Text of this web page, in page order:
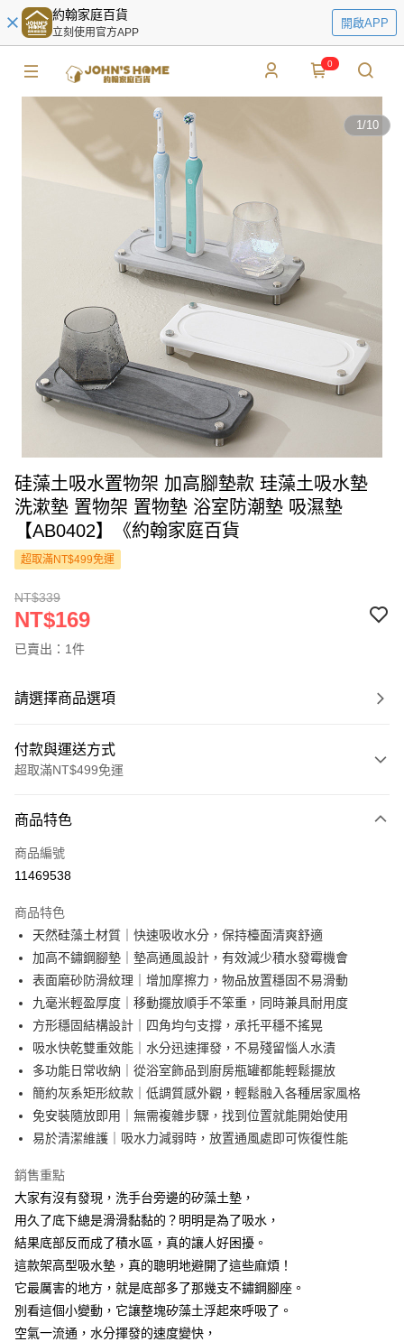
約翰家庭百貨
立刻使用官方APP
開啟APP
0
1/10
硅藻土吸水置物架 加高腳墊款 珪藻土吸水墊
洗漱墊 置物架 置物墊 浴室防潮墊 吸濕墊
【AB0402】《約翰家庭百貨
超取滿NT$499免運
NT$339
NT$169
已賣出：1件
請選擇商品選項
付款與運送方式
超取滿NT$499免運
信用卡一次付款
超商取貨付款
Apple Pay
街口支付
悠遊付
AFTEE先享後付
相關說明
【關於「AFTEE先享後付」】
AFTEE先享後付是「在收到商品之後才付款」的支付方式。 讓您購物簡單
１．簡單：不需註冊會員、不需綁卡、不需儲值。
２．便利：只要手機號碼，簡訊認證，即可結帳。
１．於結帳方式選擇「AFTEE先享後付」後，將跳轉至「AFTEE先享後付」
結帳頁面，進行簡訊認證並確認金額後，即可完成結帳。
２．訂單成立數日內，您將收到繳費通知簡訊。
３．收到繳費通知簡訊後14天內，點擊此簡訊中的連結，可透過四大超商／
ATM／網路銀行／等多元方式進行付款，方視為交易完成。
※ 請注意：結帳手續完成當下不需立刻繳費，但若您需要取消訂單，請聯絡
後付繳納相關費用。
※ 交易是否成功請以「AFTEE先享後付 」之結帳頁面顯示為準，若有關於
ATM付款
運送方式
每筆NT$60，滿NT$499(含以上)免運費
7-11取貨付款
每筆NT$60，滿NT$499(含以上)免運費
7-11取貨(快速到店)
宅配
商品特色
商品編號
11469538
商品特色
天然硅藻土材質｜快速吸收水分，保持檯面清爽舒適
加高不鏽鋼腳墊｜墊高通風設計，有效減少積水發霉機會
表面磨砂防滑紋理｜增加摩擦力，物品放置穩固不易滑動
九毫米輕盈厚度｜移動擺放順手不笨重，同時兼具耐用度
方形穩固結構設計｜四角均勻支撐，承托平穩不搖晃
吸水快乾雙重效能｜水分迅速揮發，不易殘留惱人水漬
多功能日常收納｜從浴室飾品到廚房瓶罐都能輕鬆擺放
簡約灰系矩形紋款｜低調質感外觀，輕鬆融入各種居家風格
免安裝隨放即用｜無需複雜步驟，找到位置就能開始使用
易於清潔維護｜吸水力減弱時，放置通風處即可恢復性能
銷售重點
大家有沒有發現，洗手台旁邊的矽藻土墊，
用久了底下總是滑滑黏黏的？明明是為了吸水，
結果底部反而成了積水區，真的讓人好困擾。
這款架高型吸水墊，真的聰明地避開了這些麻煩！
它最厲害的地方，就是底部多了那幾支不鏽鋼腳座。
別看這個小變動，它讓整塊矽藻土浮起來呼吸了。
空氣一流通，水分揮發的速度變快，